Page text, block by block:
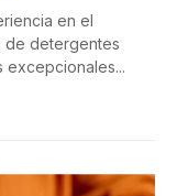
en el
de detergentes